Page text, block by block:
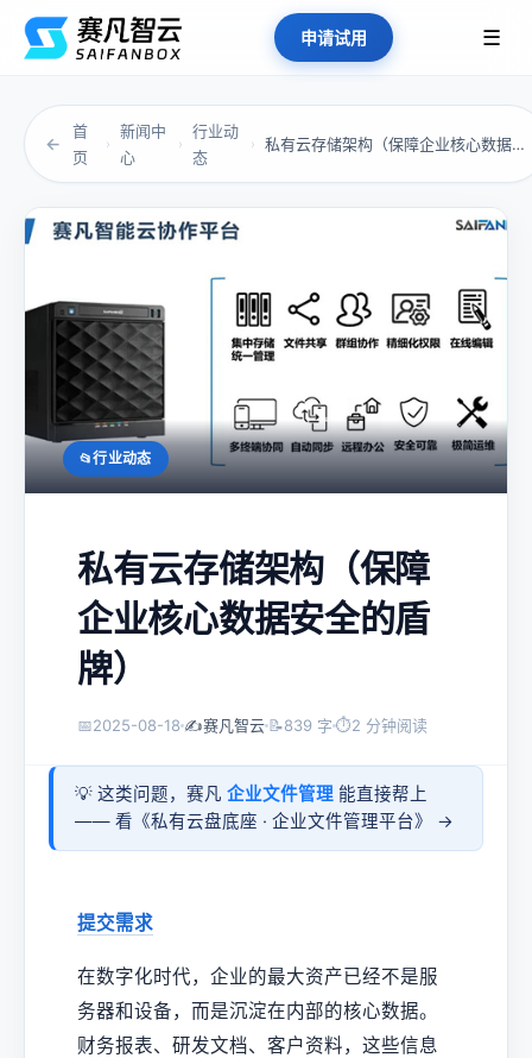
申请试用 ☰
←
首
页
›
新闻中
心
›
行业动
态
› 私有云存储架构（保障企业核心数据安全的盾牌）
行业动态
私有云存储架构（保障
企业核心数据安全的盾
牌）
📅2025-08-18 ✍️赛凡智云 📝839 字 ⏱2 分钟阅读
💡 这类问题，赛凡 企业文件管理 能直接帮上
—— 看《私有云盘底座 · 企业文件管理平台》 →
提交需求
在数字化时代，企业的最大资产已经不是服
务器和设备，而是沉淀在内部的核心数据。
财务报表、研发文档、客户资料，这些信息